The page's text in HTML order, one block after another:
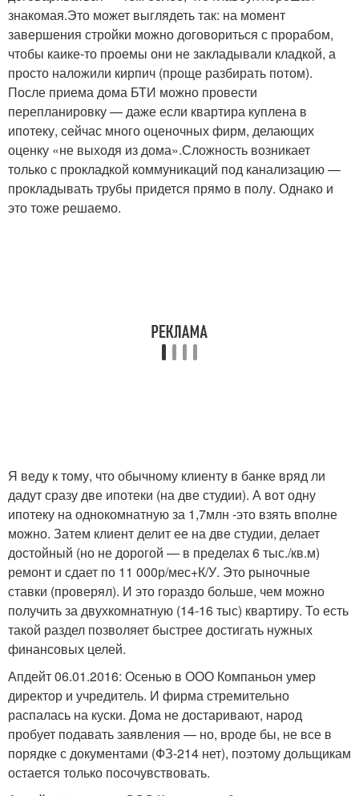
знакомая.Это может выглядеть так: на момент
завершения стройки можно договориться с прорабом,
чтобы каике-то проемы они не закладывали кладкой, а
просто наложили кирпич (проще разбирать потом).
После приема дома БТИ можно провести
перепланировку — даже если квартира куплена в
ипотеку, сейчас много оценочных фирм, делающих
оценку «не выходя из дома».Сложность возникает
только с прокладкой коммуникаций под канализацию —
прокладывать трубы придется прямо в полу. Однако и
это тоже решаемо.
Я веду к тому, что обычному клиенту в банке вряд ли
дадут сразу две ипотеки (на две студии). А вот одну
ипотеку на однокомнатную за 1,7млн -это взять вполне
можно. Затем клиент делит ее на две студии, делает
достойный (но не дорогой — в пределах 6 тыс./кв.м)
ремонт и сдает по 11 000р/мес+К/У. Это рыночные
ставки (проверял). И это гораздо больше, чем можно
получить за двухкомнатную (14-16 тыс) квартиру. То есть
такой раздел позволяет быстрее достигать нужных
финансовых целей.
Апдейт 06.01.2016: Осенью в ООО Компаньон умер
директор и учредитель. И фирма стремительно
распалась на куски. Дома не достаривают, народ
пробует подавать заявления — но, вроде бы, не все в
порядке с документами (ФЗ-214 нет), поэтому дольщикам
остается только посочувствовать.